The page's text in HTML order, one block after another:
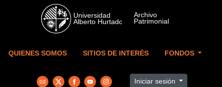
Skip to main content
QUIENES SOMOS SITIOS DE INTERÉS FONDOS
Iniciar sesión